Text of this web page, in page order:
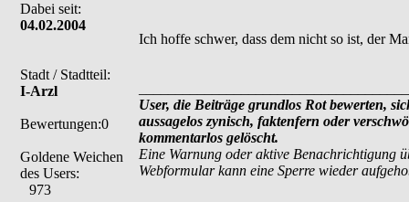
Dabei seit:
04.02.2004
Stadt / Stadtteil:
I-Arzl
Bewertungen:0
Goldene Weichen
des Users:
973
Ich hoffe schwer, dass dem nicht so ist, der
User, die Beiträge grundlos Rot bewerten,
aussagelos zynisch, faktenfern oder
kommentarlos gelöscht.
Eine Warnung oder aktive Benachrichtigung
Webformular kann eine Sperre wieder